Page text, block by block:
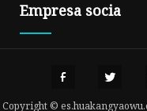
Empresa socia
Copyright ©